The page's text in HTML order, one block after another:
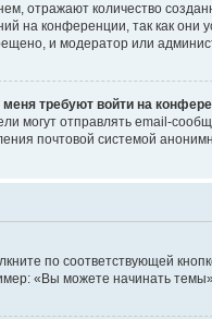
отражают количество
на конференции, так как
и модератор или
требуют войти на
могут отправлять email-
почтовой системой
по соответствующей
«Вы можете начинать